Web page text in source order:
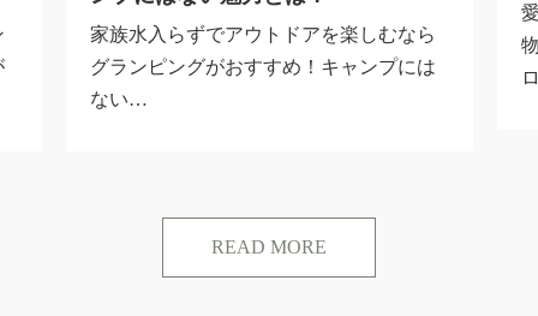
愛犬と旅行するならグランピング！持ち
物やおすすめの施設をご紹介！ 新型コ
ロ…
READ MORE